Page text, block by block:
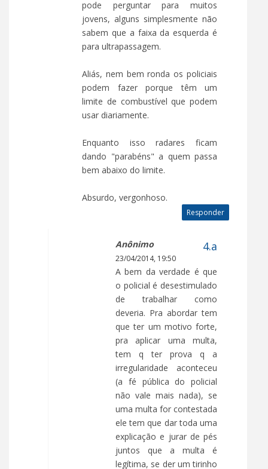
pode perguntar para muitos
jovens, alguns simplesmente não
sabem que a faixa da esquerda é
para ultrapassagem.
Aliás, nem bem ronda os policiais
podem fazer porque têm um
limite de combustível que podem
usar diariamente.
Enquanto isso radares ficam
dando "parabéns" a quem passa
bem abaixo do limite.
Absurdo, vergonhoso.
Responder
Anônimo
23/04/2014, 19:50
A bem da verdade é que
o policial é desestimulado
de trabalhar como
deveria. Pra abordar tem
que ter um motivo forte,
pra aplicar uma multa,
tem q ter prova q a
irregularidade aconteceu
(a fé pública do policial
não vale mais nada), se
uma multa for contestada
ele tem que dar toda uma
explicação e jurar de pés
juntos que a multa é
legítima, se der um tirinho